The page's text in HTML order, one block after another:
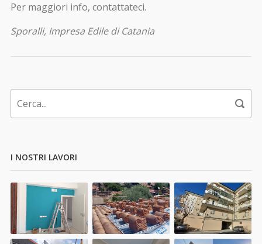
Per maggiori info, contattateci.
Sporalli, Impresa Edile di Catania
I NOSTRI LAVORI